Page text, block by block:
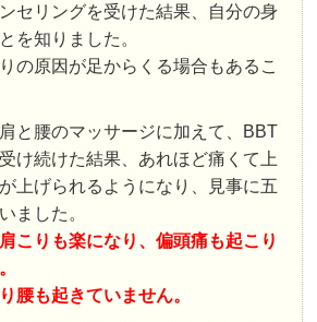
セリングを受けた結果、自分の身
を知りました。
の原因が足からくる場合もあるこ
と腰のマッサージに加えて、BBT
け続けた結果、あれほど痛くて上
上げられるようになり、見事に五
ました。
こりも楽になり、偏頭痛も起こり
腰も起きていません。